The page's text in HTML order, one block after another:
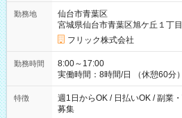
勤務地
仙台市青葉区
宮城県仙台市青葉区旭ケ丘１丁
フリック株式会社
勤務時間
8:00～17:00
実働時間：8時間/日 （休憩60分） 残
募集は行っておりません。予め
特徴
週1日からOK / 日払いOK / 副業
募集